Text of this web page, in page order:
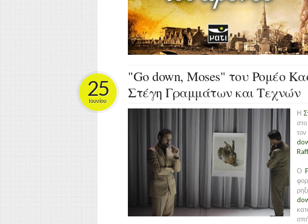
"Go down, Moses" του Ρομέο
Στέγη Γραμμάτων και Τεχνών
25
Ιουνίου
Η
τον
Ο